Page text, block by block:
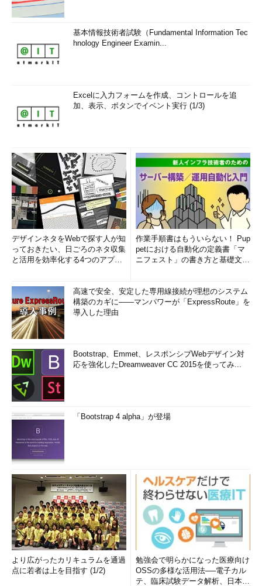
基本情報技術者試験（Fundamental Information Tec
hnology Engineer Examin...
Excelに入力フォームを作成、コントロールを追
加、表示、ボタンでイベント実行 (1/3)
デザインネタをWebで探す人が知
っておきたい、日ごろのネタ収集
と活用を効率化する4つのアプリ
作業手順書はもういらない！ Pup
petにおける自動化の定義書「マ
ニフェスト」の書き方と基礎文法
高速で安全、安定した専用線接続が理想のシステム
構築のカギに――マンパワーが「ExpressRoute」を
導入した理由
Bootstrap、Emmet、レスポンシブWebデザイン対
応を強化したDreamweaver CC 2015を使ってみ...
「Bootstrap 4 alpha」が登場
より広がったカリキュラムを通過
点に若者は上を目指す (1/2)
勉強会で明らかになった医療向け
OSSの多様な活用法──電子カル
テ、臨床試験データ解析、日本語